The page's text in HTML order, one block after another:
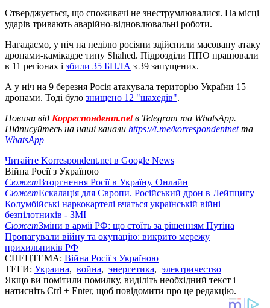
Стверджується, що споживачі не знеструмлювалися. На місці
ударів тривають аварійно-відновлювальні роботи.
Нагадаємо, у ніч на неділю росіяни здійснили масовану атаку
дронами-камікадзе типу Shahed. Підрозділи ППО працювали
в 11 регіонах і збили 35 БПЛА з 39 запущених.
А у ніч на 9 березня Росія атакувала територію України 15
дронами. Тоді було знищено 12 "шахедів".
Новини від Корреспондент.netв Telegram та WhatsApp.
Підписуйтесь на наші канали https://t.me/korrespondentnetта
WhatsApp
Читайте Korrespondent.net в Google News
Війна Росії з Україною
СюжетВторгнення Росії в Україну. Онлайн
СюжетЕскалація для Європи. Російський дрон в Лейпцигу
Колумбійські наркокартелі вчаться українській війні
безпілотників - ЗМІ
СюжетЗміни в армії РФ: що стоїть за рішенням Путіна
Пропагували війну та окупацію: викрито мережу
прихильників РФ
СПЕЦТЕМА: Війна Росії з Україною
ТЕГИ: Украина, война, энергетика, электричество
Якщо ви помітили помилку, виділіть необхідний текст і
натисніть Ctrl + Enter, щоб повідомити про це редакцію.